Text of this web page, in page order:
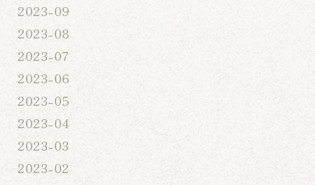
2023-09
2023-08
2023-07
2023-06
2023-05
2023-04
2023-03
2023-02